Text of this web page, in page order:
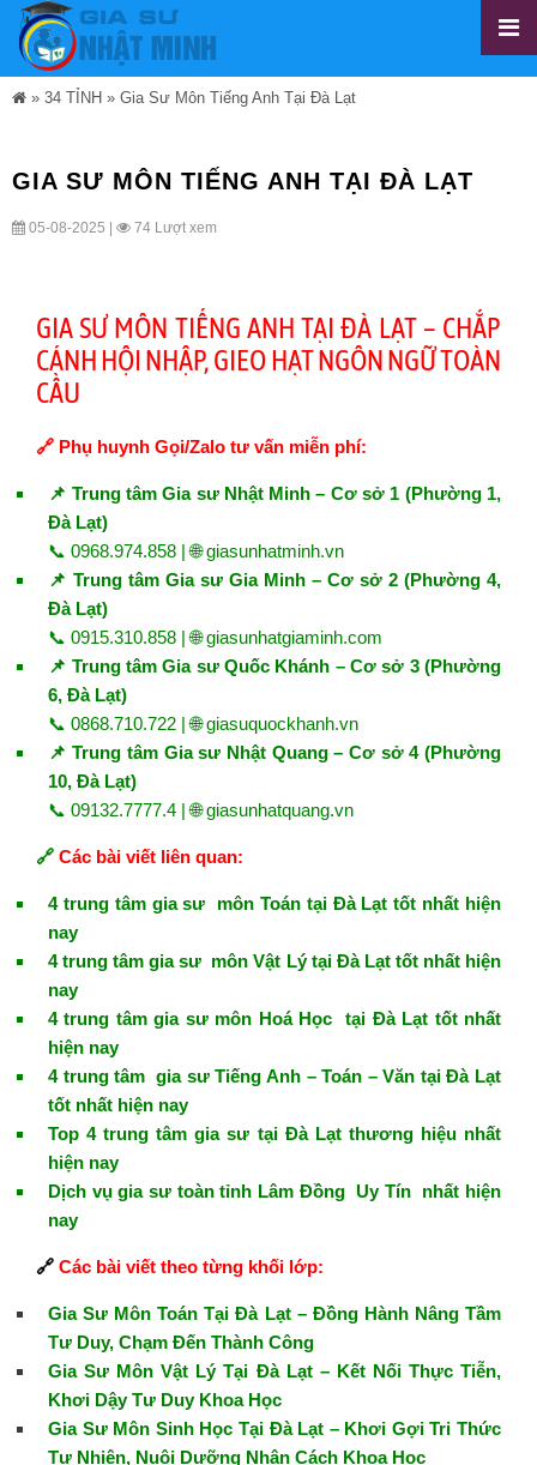
» 34 TỈNH » Gia Sư Môn Tiếng Anh Tại Đà Lạt
GIA SƯ MÔN TIẾNG ANH TẠI ĐÀ LẠT
05-08-2025 | 74 Lượt xem
GIA SƯ MÔN TIẾNG ANH TẠI ĐÀ LẠT – CHẮP
CÁNH HỘI NHẬP, GIEO HẠT NGÔN NGỮ TOÀN
CẦU
🔗 Phụ huynh Gọi/Zalo tư vấn miễn phí:
📌 Trung tâm Gia sư Nhật Minh – Cơ sở 1 (Phường 1,
Đà Lạt)
📞 0968.974.858 | 🌐giasunhatminh.vn
📌 Trung tâm Gia sư Gia Minh – Cơ sở 2 (Phường 4,
Đà Lạt)
📞 0915.310.858 | 🌐giasunhatgiaminh.com
📌 Trung tâm Gia sư Quốc Khánh – Cơ sở 3 (Phường
6, Đà Lạt)
📞 0868.710.722 | 🌐giasuquockhanh.vn
📌 Trung tâm Gia sư Nhật Quang – Cơ sở 4 (Phường
10, Đà Lạt)
📞 09132.7777.4 | 🌐giasunhatquang.vn
🔗 Các bài viết liên quan:
4 trung tâm gia sư môn Toán tại Đà Lạt tốt nhất hiện
nay
4 trung tâm gia sư môn Vật Lý tại Đà Lạt tốt nhất hiện
nay
4 trung tâm gia sư môn Hoá Học tại Đà Lạt tốt nhất
hiện nay
4 trung tâm gia sư Tiếng Anh – Toán – Văn tại Đà Lạt
tốt nhất hiện nay
Top 4 trung tâm gia sư tại Đà Lạt thương hiệu nhất
hiện nay
Dịch vụ gia sư toàn tỉnh Lâm Đồng Uy Tín nhất hiện
nay
🔗 Các bài viết theo từng khối lớp:
Gia Sư Môn Toán Tại Đà Lạt – Đồng Hành Nâng Tầm
Tư Duy, Chạm Đến Thành Công
Gia Sư Môn Vật Lý Tại Đà Lạt – Kết Nối Thực Tiễn,
Khơi Dậy Tư Duy Khoa Học
Gia Sư Môn Sinh Học Tại Đà Lạt – Khơi Gợi Tri Thức
Tự Nhiên, Nuôi Dưỡng Nhân Cách Khoa Học